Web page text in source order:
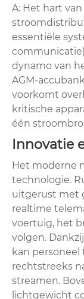
A: Het hart
essentiële
dynamo van
AGM-
voorkomt
kritische
één
Innovatie
Het moderne
technologie.
uitgerust met
realtime
voertuig, het
volgen.
kan personeel
rechtstreeks
streamen.
lichtgewicht